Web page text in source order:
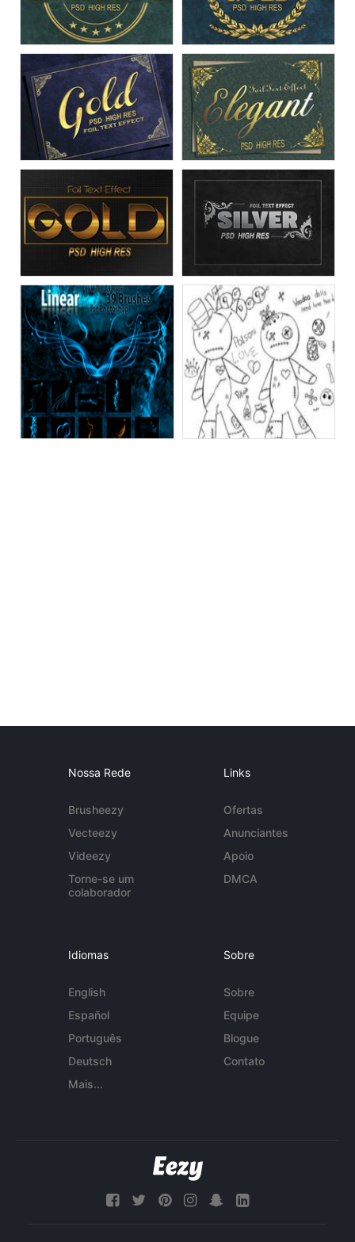
Nossa Rede
Brusheezy
Vecteezy
Videezy
Torne-se um
colaborador
Links
Ofertas
Anunciantes
Apoio
DMCA
Idiomas
English
Español
Português
Deutsch
Mais...
Sobre
Sobre
Equipe
Blogue
Contato